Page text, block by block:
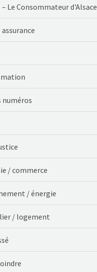
– Le Consommateur d'Alsace
numéros
/ commerce
/ énergie
/ logement